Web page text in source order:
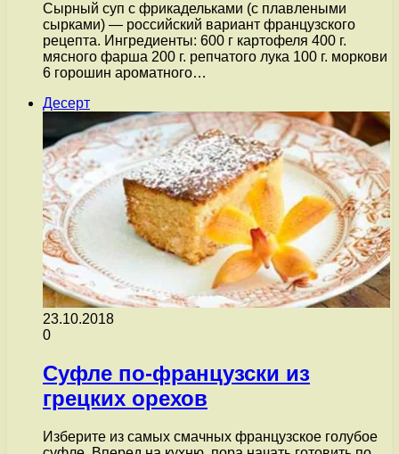
Сырный суп с фрикадельками (с плавлеными
сырками) — российский вариант французского
рецепта. Ингредиенты: 600 г картофеля 400 г.
мясного фарша 200 г. репчатого лука 100 г. моркови
6 горошин ароматного…
Десерт
23.10.2018
0
Суфле по-французски из
грецких орехов
Изберите из самых смачных французское голубое